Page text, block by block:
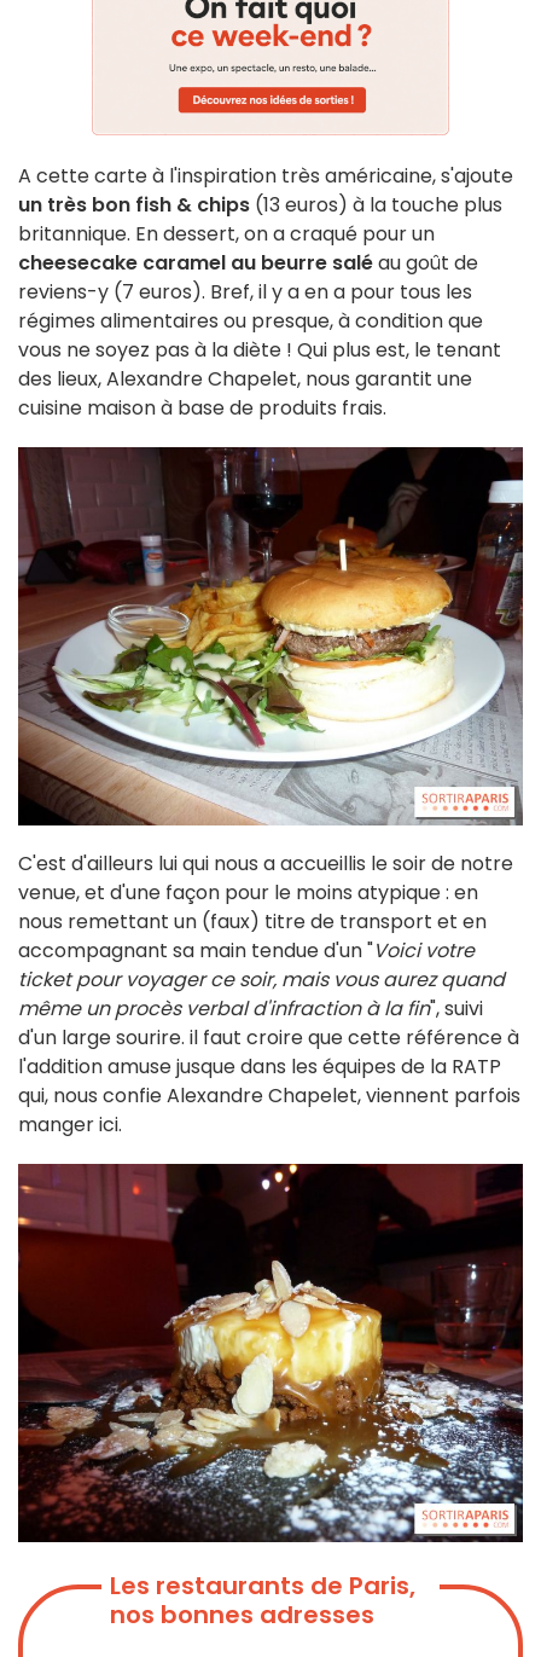
A cette carte à l'inspiration très américaine, s'ajoute
un très bon fish & chips (13 euros) à la touche plus
britannique. En dessert, on a craqué pour un
cheesecake caramel au beurre saléau goût de
reviens-y (7 euros). Bref, il y a en a pour tous les
régimes alimentaires ou presque, à condition que
vous ne soyez pas à la diète ! Qui plus est, le tenant
des lieux, Alexandre Chapelet, nous garantit une
cuisine maison à base de produits frais.
C'est d'ailleurs lui qui nous a accueillis le soir de notre
venue, et d'une façon pour le moins atypique : en
nous remettant un (faux) titre de transport et en
accompagnant sa main tendue d'un "Voici votre
ticket pour voyager ce soir, mais vous aurez quand
même un procès verbal d'infraction à la fin", suivi
d'un large sourire. il faut croire que cette référence à
l'addition amuse jusque dans les équipes de la RATP
qui, nous confie Alexandre Chapelet, viennent parfois
manger ici.
Les restaurants de Paris,
nos bonnes adresses